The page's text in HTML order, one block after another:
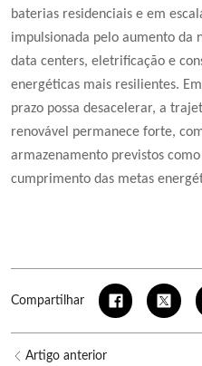
baterias residenciais e em
impulsionada pelo aumento da
data centers, eletrificação e
energéticas mais resilientes.
prazo possa desacelerar, a
renovável permanece forte,
armazenamento previstos
cumprimento das metas
Compartilhar
Artigo anterior